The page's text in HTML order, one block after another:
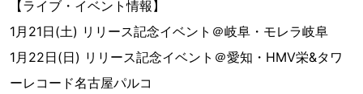
【ライブ・イベント情報】
1月21日(土) リリース記念イベント＠岐阜・モレラ岐阜
1月22日(日) リリース記念イベント＠愛知・HMV栄&タワ
ーレコード名古屋パルコ